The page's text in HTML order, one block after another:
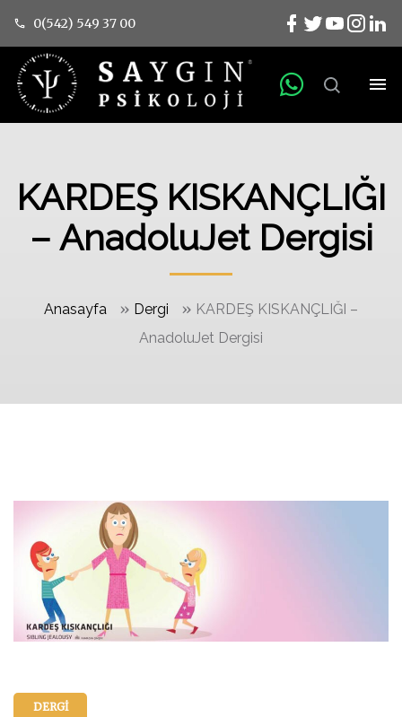
0(542) 549 37 00
KARDEŞ KISKANÇLIĞI
– AnadoluJet Dergisi
Anasayfa » Dergi » KARDEŞ KISKANÇLIĞI –
AnadoluJet Dergisi
DERGI